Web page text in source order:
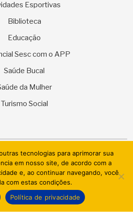
Esportivas
Biblioteca
Educação
Sesc com o APP
Saúde Bucal
da Mulher
Turismo Social
Social do Comércio. Todos os
reservados.
& DATACENTER LTDA
tecnologias para aprimorar sua
em nosso site, de acordo com a
e, ao continuar navegando, você
com estas condições.
Política de privacidade